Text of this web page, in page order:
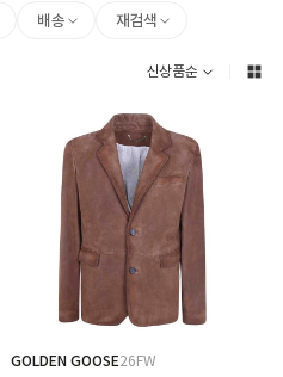
배송 재검색
신상품순
GOLDEN GOOSE26FW